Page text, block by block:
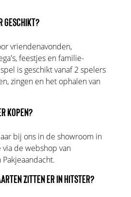
GESCHIKT?
vriendenavonden,
feestjes en familie-
is geschikt vanaf 2 spelers
zingen en het ophalen van
KOPEN?
bij ons in de showroom in
de webshop van
ZITTEN ER IN HITSTER?